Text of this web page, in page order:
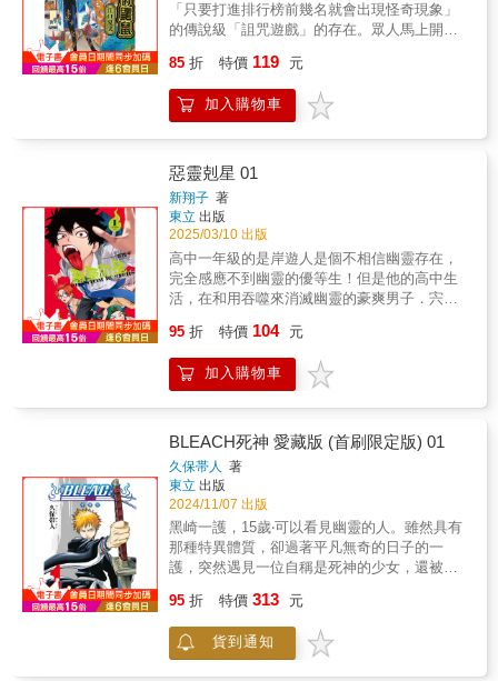
「只要打進排行榜前幾名就會出現怪奇現象」
的傳說級「詛咒遊戲」的存在。眾人馬上開始
魔 來 襲……。醒來時，卻已經被吸進遊戲中
了！而且還是2頭身的毛茸茸動物外觀──！
CLEAR（過關） or DIE（死亡）！壓 力 摳 米
85 折 特價 119 元
加入購物車
惡靈剋星 01
新翔子 著
東立 出版
2025/03/10 出版
高中一年級的是岸遊人是個不相信幽靈存在，
完全感應不到幽靈的優等生！但是他的高中生
活，在和用吞噬來消滅幽靈的豪爽男子．宍喰
以鎌倉為舞台，一群男高中生消滅惡靈的青春
喜劇就此開始！
95 折 特價 104 元
加入購物車
BLEACH死神 愛藏版 (首刷限定版) 01
久保帯人 著
東立 出版
2024/11/07 出版
黑崎一護，15歲‧可以看見幽靈的人。雖然具有
那種特異體質，卻過著平凡無奇的日子的一
護，突然遇見一位自稱是死神的少女，還被叫
後，憑著附在鸚鵡身上些許的靈氣尋找茶渡
時，在路上遇到了身體虛弱的夏梨。夏梨與靈
產生共鳴而向他泣訴。那個被虛所緊咬不放的
95 折 特價 313 元
貨到通知